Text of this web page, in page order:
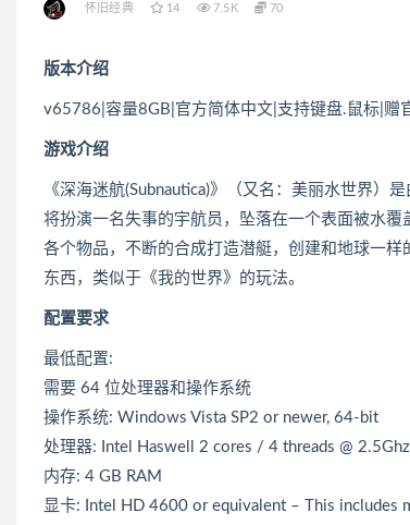
怀旧经典 14 7.5K 70
版本介绍
v65786|容量8GB|官方简体中文|支持键盘.鼠标|
游戏介绍
《深海迷航(Subnautica)》（又名：美丽水世界
将扮演一名失事的宇航员，坠落在一个表面被水
各个物品，不断的合成打造潜艇，创建和地球一
东西，类似于《我的世界》的玩法。
配置要求
最低配置:
需要 64 位处理器和操作系统
操作系统: Windows Vista SP2 or newer, 64-bit
处理器: Intel Haswell 2 cores / 4 threads @
内存: 4 GB RAM
显卡: Intel HD 4600 or equivalent – This includes